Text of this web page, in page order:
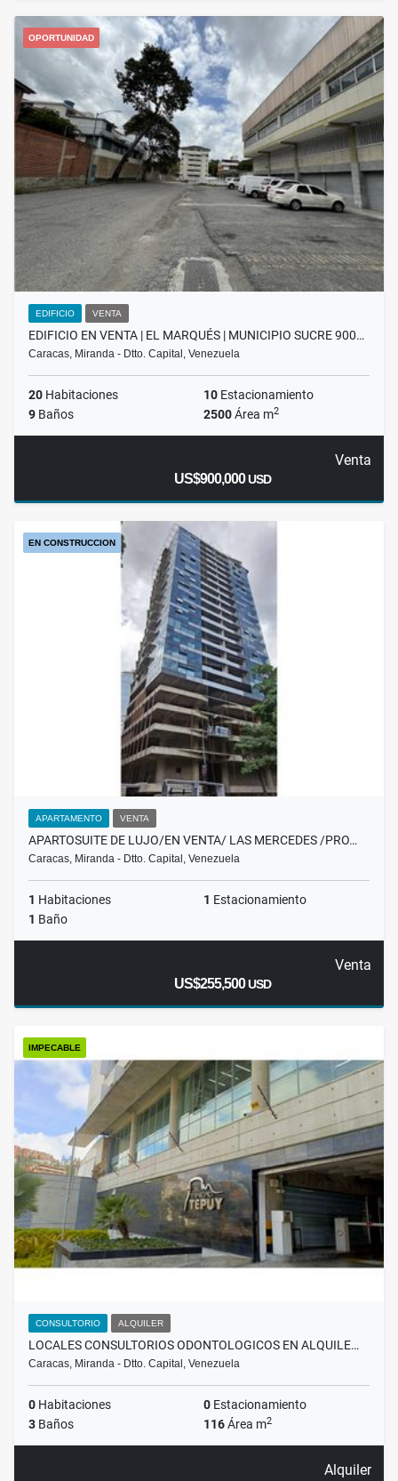
OPORTUNIDAD
EDIFICIO VENTA
EDIFICIO EN VENTA | EL MARQUÉS | MUNICIPIO SUCRE 900…
Caracas, Miranda - Dtto. Capital, Venezuela
20 Habitaciones 10 Estacionamiento
9 Baños 2500Área m2
Venta
US$900,000USD
EN CONSTRUCCION
APARTAMENTO VENTA
APARTOSUITE DE LUJO/EN VENTA/ LAS MERCEDES /PRO…
Caracas, Miranda - Dtto. Capital, Venezuela
1 Habitaciones 1 Estacionamiento
1 Baño
Venta
US$255,500USD
IMPECABLE
CONSULTORIO ALQUILER
LOCALES CONSULTORIOS ODONTOLOGICOS EN ALQUILE…
Caracas, Miranda - Dtto. Capital, Venezuela
0 Habitaciones 0 Estacionamiento
3 Baños 116Área m2
Alquiler